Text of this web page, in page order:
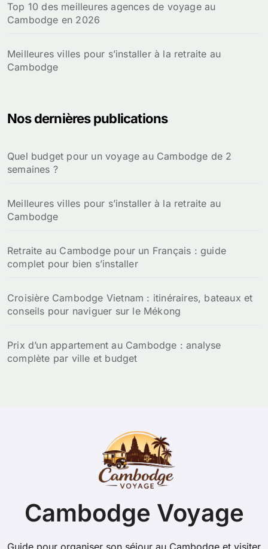
Top 10 des meilleures agences de voyage au
Cambodge en 2026
Meilleures villes pour s’installer à la retraite au
Cambodge
Nos dernières publications
Quel budget pour un voyage au Cambodge de 2
semaines ?
Meilleures villes pour s’installer à la retraite au
Cambodge
Retraite au Cambodge pour un Français : guide
complet pour bien s’installer
Croisière Cambodge Vietnam : itinéraires, bateaux et
conseils pour naviguer sur le Mékong
Prix d’un appartement au Cambodge : analyse
complète par ville et budget
Cambodge Voyage
Guide pour organiser son séjour au Cambodge et visiter